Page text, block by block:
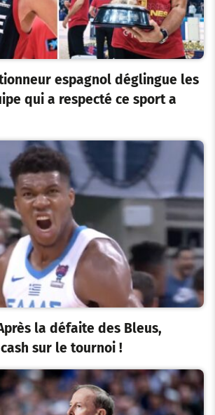
espagnol déglingue les
qui a respecté ce sport a
la défaite des Bleus,
sur le tournoi !